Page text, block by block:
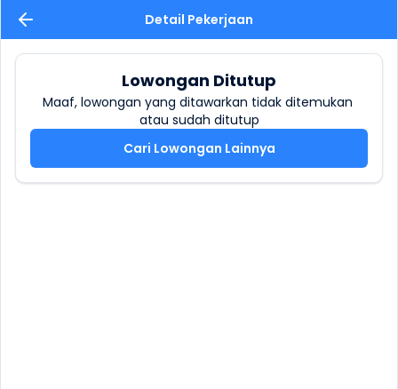
Detail Pekerjaan
Lowongan Ditutup
Maaf, lowongan yang ditawarkan tidak ditemukan
atau sudah ditutup
Cari Lowongan Lainnya